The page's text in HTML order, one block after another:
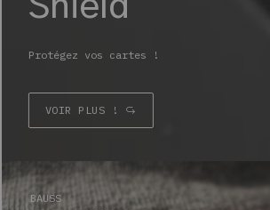
Shield
Protégez vos cartes !
VOIR PLUS !
BAUSS